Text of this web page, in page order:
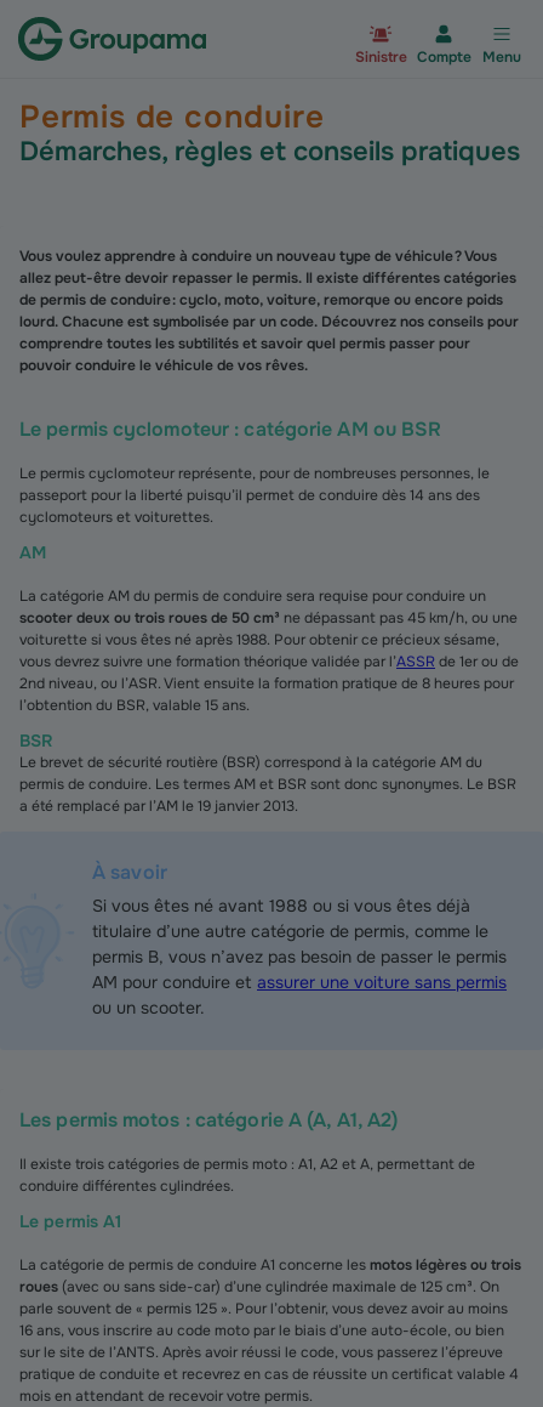
Sinistre Compte Menu
Permis de conduire
Démarches, règles et conseils pratiques
Vous voulez apprendre à conduire un nouveau type de véhicule ? Vous
allez peut-être devoir repasser le permis. Il existe différentes catégories
de permis de conduire : cyclo, moto, voiture, remorque ou encore poids
lourd. Chacune est symbolisée par un code. Découvrez nos conseils pour
comprendre toutes les subtilités et savoir quel permis passer pour
pouvoir conduire le véhicule de vos rêves.
Le permis cyclomoteur : catégorie AM ou BSR
Le permis cyclomoteur représente, pour de nombreuses personnes, le
passeport pour la liberté puisqu’il permet de conduire dès 14 ans des
cyclomoteurs et voiturettes.
AM
La catégorie AM du permis de conduire sera requise pour conduire un
scooter deux ou trois roues de 50 cm³ ne dépassant pas 45 km/h, ou une
voiturette si vous êtes né après 1988. Pour obtenir ce précieux sésame,
vous devrez suivre une formation théorique validée par l’ASSR de 1er ou de
2nd niveau, ou l’ASR. Vient ensuite la formation pratique de 8 heures pour
l’obtention du BSR, valable 15 ans.
BSR
Le brevet de sécurité routière (BSR) correspond à la catégorie AM du
permis de conduire. Les termes AM et BSR sont donc synonymes. Le BSR
a été remplacé par l’AM le 19 janvier 2013.
À savoir
Si vous êtes né avant 1988 ou si vous êtes déjà
titulaire d’une autre catégorie de permis, comme le
permis B, vous n’avez pas besoin de passer le permis
AM pour conduire et assurer une voiture sans permis
ou un scooter.
Les permis motos : catégorie A (A, A1, A2)
Il existe trois catégories de permis moto : A1, A2 et A, permettant de
conduire différentes cylindrées.
Le permis A1
La catégorie de permis de conduire A1 concerne lesmotos légères ou trois
roues (avec ou sans side-car) d’une cylindrée maximale de 125 cm³. On
parle souvent de « permis 125 ». Pour l’obtenir, vous devez avoir au moins
16 ans, vous inscrire au code moto par le biais d’une auto-école, ou bien
sur le site de l’ANTS. Après avoir réussi le code, vous passerez l’épreuve
pratique de conduite et recevrez en cas de réussite un certificat valable 4
mois en attendant de recevoir votre permis.